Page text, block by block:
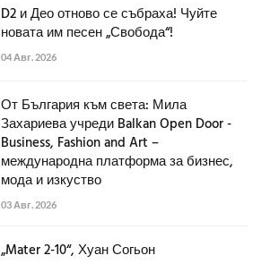
D2 и Део отново се събраха! Чуйте
новата им песен „Свобода“!
04 Авг. 2026
От България към света: Мила
Захариева учреди Balkan Open Door -
Business, Fashion and Art –
международна платформа за бизнес,
мода и изкуство
03 Авг. 2026
„Mater 2-10“, Хуан Согьон